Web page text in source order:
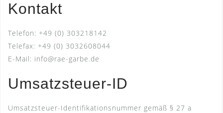
Kontakt
Telefon: +49 (0) 303218142
Telefax: +49 (0) 3032608044
E-Mail: info@rae-garbe.de
Umsatzsteuer-ID
Umsatzsteuer-Identifikationsnummer gemäß § 27 a